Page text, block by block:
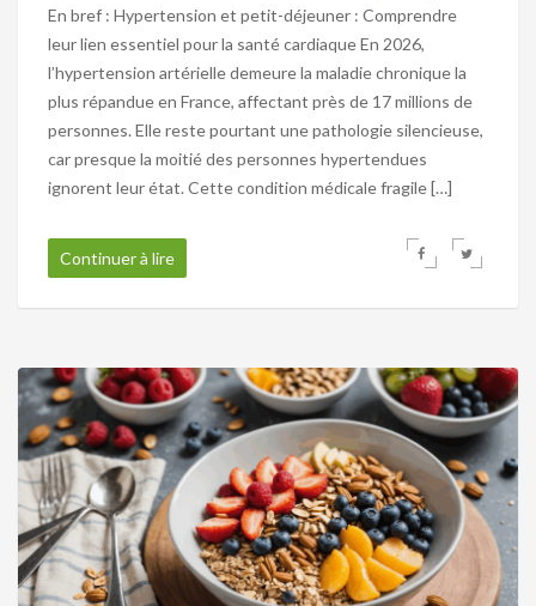
En bref : Hypertension et petit-déjeuner : Comprendre
leur lien essentiel pour la santé cardiaque En 2026,
l’hypertension artérielle demeure la maladie chronique la
plus répandue en France, affectant près de 17 millions de
personnes. Elle reste pourtant une pathologie silencieuse,
car presque la moitié des personnes hypertendues
ignorent leur état. Cette condition médicale fragile […]
Continuer à lire